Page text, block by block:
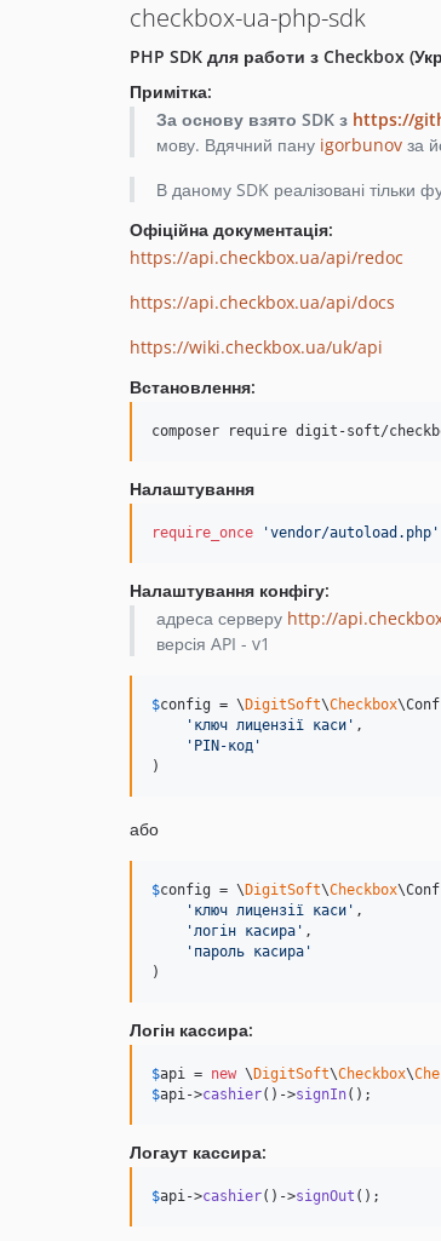
checkbox-ua-php-sdk
PHP SDK для работи з Checkbox
Примітка:
За основу взято SDK з https://
мову. Вдячний пану igorbunovза
В даному SDK реалізовані тільки
Офіційна документація:
https://api.checkbox.ua/api/redoc
https://api.checkbox.ua/api/docs
https://wiki.checkbox.ua/uk/api
Встановлення:
composer require digit-soft/
Налаштування
require_once 'vendor/autoload.php '
Налаштування конфігу:
адреса серверу http://
версія API - v1
$config = \ DigitSoft\Checkbox
' ключ лицензії каси ' ,
' PIN-код '
)
або
$config = \ DigitSoft\Checkbox
' ключ лицензії каси ' ,
'логін касира ' ,
' пароль касира '
)
Логін кассира:
$api = new \ DigitSoft\Checkbox\
$api->cashier()->signIn();
Логаут кассира:
$api->cashier()->signOut ();